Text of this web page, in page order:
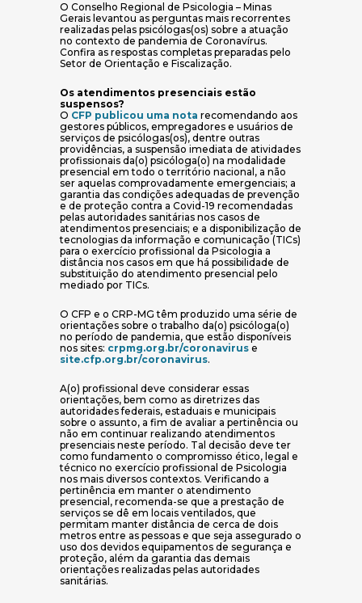
O Conselho Regional de Psicologia – Minas
Gerais levantou as perguntas mais recorrentes
realizadas pelas psicólogas(os) sobre a atuação
no contexto de pandemia de Coronavírus.
Confira as respostas completas preparadas pelo
Setor de Orientação e Fiscalização.
Os atendimentos presenciais estão
suspensos?
O CFP publicou uma nota (abre em nova janela)
recomendando aos
gestores públicos, empregadores e usuários de
serviços de psicólogas(os), dentre outras
providências, a suspensão imediata de atividades
profissionais da(o) psicóloga(o) na modalidade
presencial em todo o território nacional, a não
ser aquelas comprovadamente emergenciais; a
garantia das condições adequadas de prevenção
e de proteção contra a Covid-19 recomendadas
pelas autoridades sanitárias nos casos de
atendimentos presenciais; e a disponibilização de
tecnologias da informação e comunicação (TICs)
para o exercício profissional da Psicologia a
distância nos casos em que há possibilidade de
substituição do atendimento presencial pelo
mediado por TICs.
O CFP e o CRP-MG têm produzido uma série de
orientações sobre o trabalho da(o) psicóloga(o)
no período de pandemia, que estão disponíveis
nos sites: crpmg.org.br/coronavirus(abre em nova
e
site.cfp.org.br/coronavirus(abre em nova janela)
.
A(o) profissional deve considerar essas
orientações, bem como as diretrizes das
autoridades federais, estaduais e municipais
sobre o assunto, a fim de avaliar a pertinência ou
não em continuar realizando atendimentos
presenciais neste período. Tal decisão deve ter
como fundamento o compromisso ético, legal e
técnico no exercício profissional de Psicologia
nos mais diversos contextos. Verificando a
pertinência em manter o atendimento
presencial, recomenda-se que a prestação de
serviços se dê em locais ventilados, que
permitam manter distância de cerca de dois
metros entre as pessoas e que seja assegurado o
uso dos devidos equipamentos de segurança e
proteção, além da garantia das demais
orientações realizadas pelas autoridades
sanitárias.